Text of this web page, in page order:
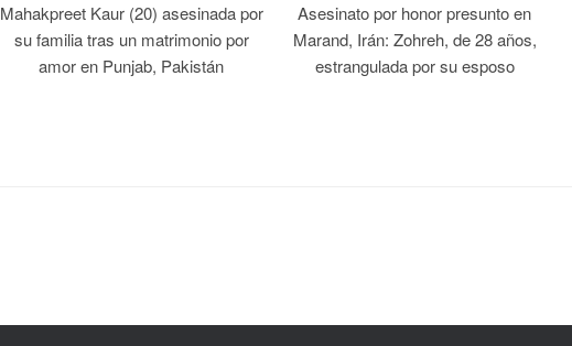
Mahakpreet Kaur (20) asesinada por
su familia tras un matrimonio por
amor en Punjab, Pakistán
Asesinato por honor presunto en
Marand, Irán: Zohreh, de 28 años,
estrangulada por su esposo